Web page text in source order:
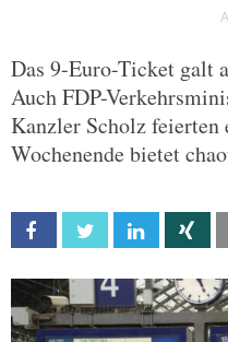
Das 9-Euro-Ticket galt
Auch FDP-
Kanzler Scholz feierten
Wochenende bietet
Facebook Twitter Linkedin